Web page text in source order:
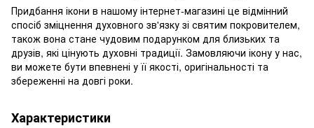
Придбання ікони в нашому інтернет-магазині це відмінний
спосіб зміцнення духовного зв'язку зі святим покровителем,
також вона стане чудовим подарунком для близьких та
друзів, які цінують духовні традиції. Замовляючи ікону у нас,
ви можете бути впевнені у її якості, оригінальності та
збереженні на довгі роки.
Характеристики